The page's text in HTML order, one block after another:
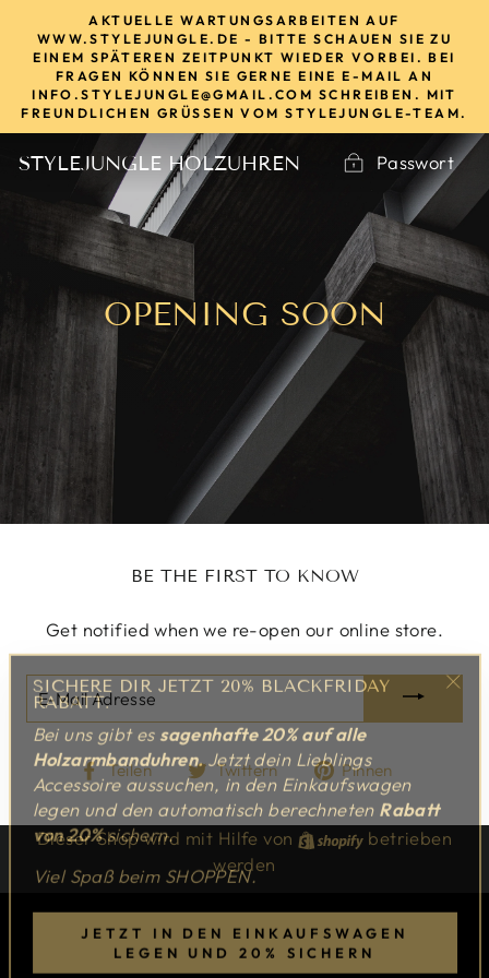
Inhalt
AKTUELLE WARTUNGSARBEITEN AUF
WWW.STYLEJUNGLE.DE - BITTE SCHAUEN SIE ZU
EINEM SPÄTEREN ZEITPUNKT WIEDER VORBEI. BEI
FRAGEN KÖNNEN SIE GERNE EINE E-MAIL AN
INFO.STYLEJUNGLE@GMAIL.COM SCHREIBEN. MIT
FREUNDLICHEN GRÜSSEN VOM STYLEJUNGLE-TEAM.
STYLEJUNGLE HOLZUHREN Passwort
OPENING SOON
BE THE FIRST TO KNOW
Get notified when we re-open our online store.
E-
MAIL
ADRESSE
Teilen
Auf
Facebook
teilen
Twittern
Auf
Twitter
twittern
Pinnen
Pinterest
pinnen
Dieser Shop wird mit Hilfe von
Shopify
betrieben
werden
SICHERE DIR JETZT 20% BLACKFRIDAY
RABATT.
Bei uns gibt essagenhafte 20% auf alle
Holzarmbanduhren.Jetzt dein Lieblings
Accessoire aussuchen, in den Einkaufswagen
legen und den automatisch berechnetenRabatt
von 20%sichern.
Viel Spaß beim SHOPPEN.
LEGEN UND 20% SICHERN